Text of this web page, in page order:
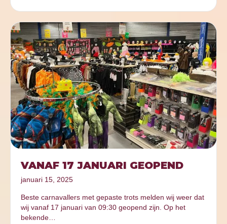
VANAF 17 JANUARI GEOPEND
januari 15, 2025
Beste carnavallers met gepaste trots melden wij weer dat
wij vanaf 17 januari van 09:30 geopend zijn. Op het
bekende…